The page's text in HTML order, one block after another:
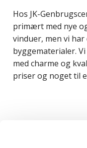
Hos JK-
primært med nye
vinduer, men vi har
byggematerialer.
med charme og
priser og noget til